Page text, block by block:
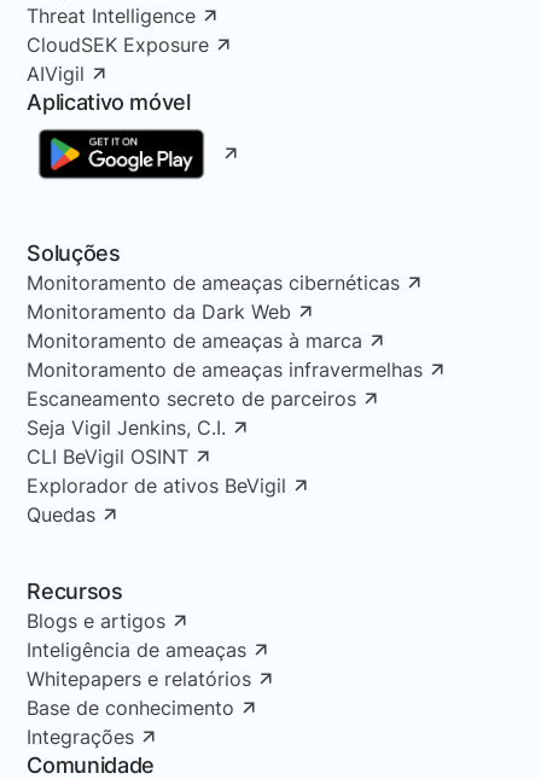
Threat Intelligence
CloudSEK Exposure
AIVigil
Aplicativo móvel
Soluções
Monitoramento de ameaças cibernéticas
Monitoramento da Dark Web
Monitoramento de ameaças à marca
Monitoramento de ameaças infravermelhas
Escaneamento secreto de parceiros
Seja Vigil Jenkins, C.I.
CLI BeVigil OSINT
Explorador de ativos BeVigil
Quedas
Recursos
Blogs e artigos
Inteligência de ameaças
Whitepapers e relatórios
Base de conhecimento
Integrações
Comunidade